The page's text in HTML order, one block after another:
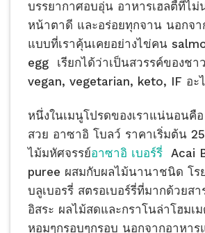
บรรยากาศอบอุ่น อาหารเฮลตี้ที่ไ
หน้าตาดี และอร่อยทุกจาน นอกจา
แบบที่เราคุ้นเคยอย่างไข่คน
egg เรียกได้ว่าเป็นสวรรค์ของชา
vegan, vegetarian, keto, IF อะ
หนึ่งในเมนูโปรดของเราแน่นอนคื
สวย อาซาอิ โบลว์ ราคาเริ่มต้น
ไม้มหัศจรรย์อาซาอิ เบอร์รี่ Acai
puree ผสมกับผลไม้นานาชนิด โ
บลูเบอรรี่ สตรอเบอร์รี่ที่มากด้วยส
อิสระ ผลไม้สดและกราโนล่าโฮมเ
หอมๆกรอบๆกรอบ นอกจากอาหาร